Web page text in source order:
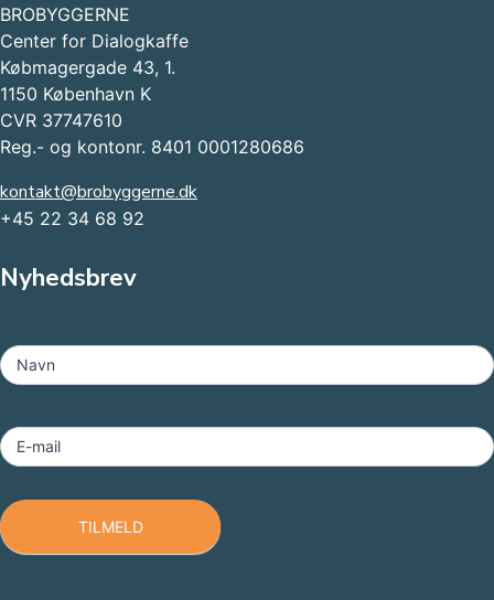
BROBYGGERNE
Center for Dialogkaffe
Købmagergade 43, 1.
1150 København K
CVR 37747610
Reg.- og kontonr. 8401 0001280686
kontakt@brobyggerne.dk
+45 22 34 68 92
Nyhedsbrev
-
Footer
Navn
E-mail
TILMELD